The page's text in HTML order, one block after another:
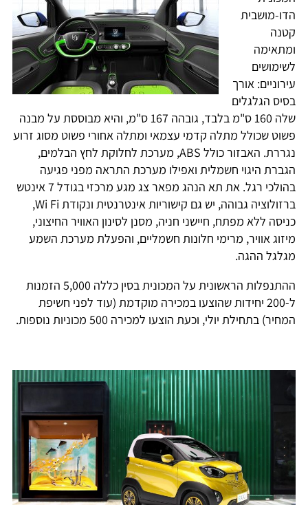
הדו-מושבית
קטנה
ומתאימה
לשימושים
עירוניים: אורך
בסיס הגלגלים
שלה 160 ס"מ בלבד, גובהה 167 ס"מ, והיא מבוססת על מבנה
פשוט שכולל מתלה קדמי עצמאי ומתלה אחורי פשוט מסוג זרוע
נגררת. האבזור כולל ABS, מערכת לחלוקת לחץ הבלמים,
הגברת היגוי חשמלית ואפילו מערכת התראה מפני פגיעה
בהולכי רגל. את תא הנהג מפאר צג מגע מרכזי בגודל 7 אינטש
ברזולוציה גבוהה, יש גם קישוריות אינטרנטית ונקודת Wi Fi,
כניסה ללא מפתח, חיישני חניה, מסנן לסינון האוויר החיצוני,
מיזוג אוויר, מרימי חלונות חשמליים, והפעלת מערכת השמע
מגלגל ההגה.
ההתנפלות הראשונית על המכונית בסין כללה 5,000 הזמנות
ל-200 יחידות שהוצעו במכירה מוקדמת (עוד לפני חשיפת
המחיר) בתחילת יולי, וכעת הוצעו למכירה 500 מכוניות נוספות.